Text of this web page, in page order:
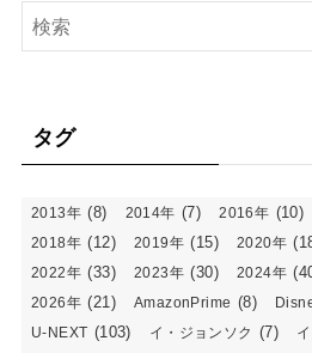
タグ
2013年 (8) 2014年 (7) 2016年 (10)
2018年 (12) 2019年 (15) 2020年
2022年 (33) 2023年 (30) 2024年
2026年 (21) AmazonPrime (8)
U-NEXT (103) イ・ジョンソク (7)